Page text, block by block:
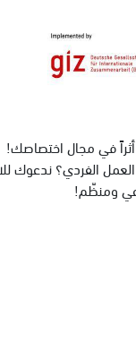
في مجال اختصاصك!
الفردي؟ ندعوك
ومنظّم!